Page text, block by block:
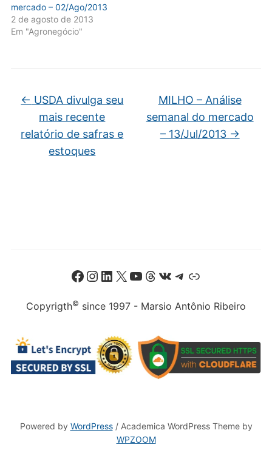
mercado – 02/Ago/2013
2 de agosto de 2013
Em "Agronegócio"
← USDA divulga seu
mais recente
relatório de safras e
estoques
MILHO – Análise
semanal do mercado
– 13/Jul/2013 →
Facebook Instagram LinkedIn X Youtube Threads
Copyrigth© since 1997 - Marsio Antônio Ribeiro
Powered by WordPress/ Academica WordPress Theme by
WPZOOM